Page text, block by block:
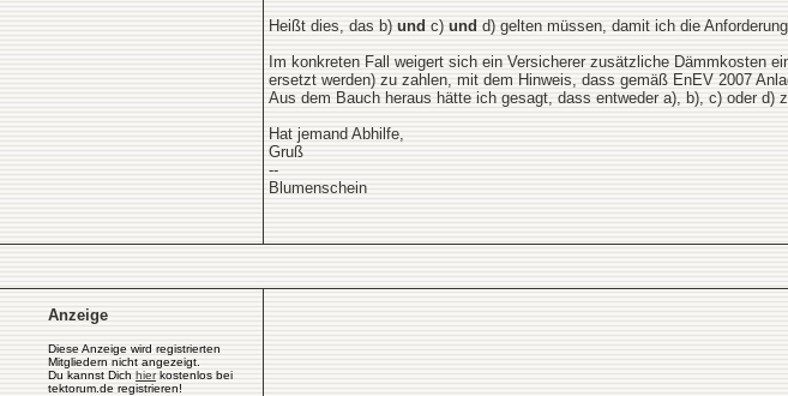
Heißt dies, das b) und c) und d) gelten müssen, damit ich die
Im konkreten Fall weigert sich ein Versicherer zusätzliche Dämmkosten
ersetzt werden) zu zahlen, mit dem Hinweis, dass gemäß EnEV 2007
Aus dem Bauch heraus hätte ich gesagt, dass entweder a), b), c) oder d)
Hat jemand Abhilfe,
Gruß
--
Blumenschein
Anzeige
Diese Anzeige wird registrierten
Mitgliedern nicht angezeigt.
Du kannst Dich hierkostenlos bei
tektorum.de registrieren!